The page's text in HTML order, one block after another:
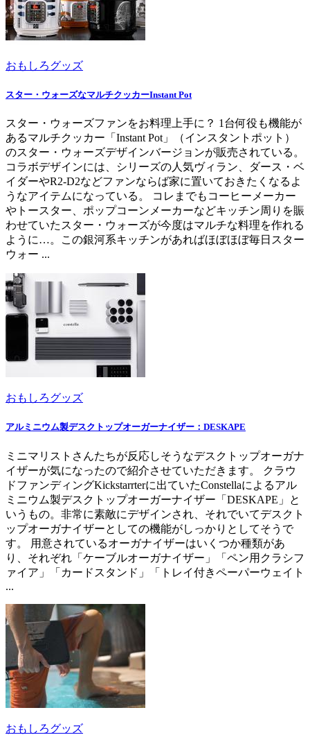
おもしろグッズ
スター・ウォーズなマルチクッカーInstant Pot
スター・ウォーズファンをお料理上手に？ 1台何役も機能が
あるマルチクッカー「Instant Pot」（インスタントポット）
のスター・ウォーズデザインバージョンが販売されている。
コラボデザインには、シリーズの人気ヴィラン、ダース・ベ
イダーやR2-D2などファンならば家に置いておきたくなるよ
うなアイテムになっている。 コレまでもコーヒーメーカー
やトースター、ポップコーンメーカーなどキッチン周りを賑
わせていたスター・ウォーズが今度はマルチな料理を作れる
ように…。この銀河系キッチンがあればほぼほぼ毎日スター
ウォー ...
おもしろグッズ
アルミニウム製デスクトップオーガーナイザー：DESKAPE
ミニマリストさんたちが反応しそうなデスクトップオーガナ
イザーが気になったので紹介させていただきます。 クラウ
ドファンディングKickstarrterに出ていたConstellaによるアル
ミニウム製デスクトップオーガーナイザー「DESKAPE」と
いうもの。非常に素敵にデザインされ、それでいてデスクト
ップオーガナイザーとしての機能がしっかりとしてそうで
す。 用意されているオーガナイザーはいくつか種類があ
り、それぞれ「ケーブルオーガナイザー」「ペン用クラシフ
ァイア」「カードスタンド」「トレイ付きペーパーウェイト
...
おもしろグッズ